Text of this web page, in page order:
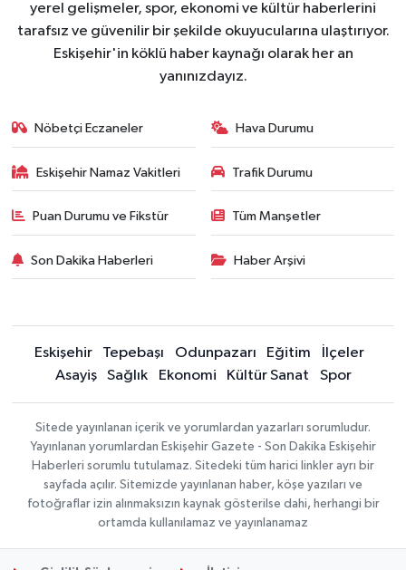
yerel gelişmeler, spor, ekonomi ve kültür haberlerini
tarafsız ve güvenilir bir şekilde okuyucularına ulaştırıyor.
Eskişehir'in köklü haber kaynağı olarak her an
yanınızdayız.
Nöbetçi Eczaneler Hava Durumu
Eskişehir Namaz Vakitleri Trafik Durumu
Puan Durumu ve Fikstür Tüm Manşetler
Son Dakika Haberleri Haber Arşivi
Eskişehir Tepebaşı Odunpazarı Eğitim
İlçeler
Asayiş
Sağlık Ekonomi Kültür Sanat Spor
Sitede yayınlanan içerik ve yorumlardan yazarları sorumludur.
Yayınlanan yorumlardan Eskişehir Gazete - Son Dakika Eskişehir
Haberleri sorumlu tutulamaz. Sitedeki tüm harici linkler ayrı bir
sayfada açılır. Sitemizde yayınlanan haber, köşe yazıları ve
fotoğraflar izin alınmaksızın kaynak gösterilse dahi, herhangi bir
ortamda kullanılamaz ve yayınlanamaz